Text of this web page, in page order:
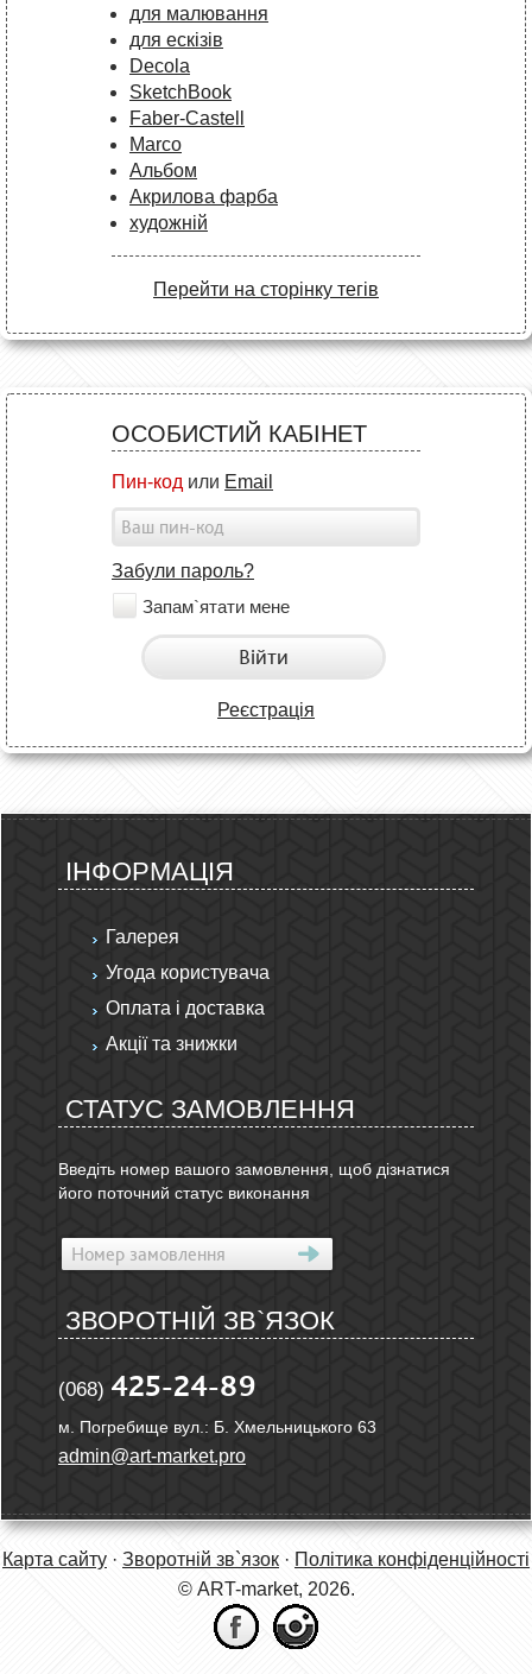
для малювання
для ескізів
Decola
SketchBook
Faber-Castell
Marco
Альбом
Акрилова фарба
художній
Перейти на сторінку тегів
ОСОБИСТИЙ КАБІНЕТ
Пин-код или Email
Забули пароль?
Запам`ятати мене
Війти
Реєстрація
ІНФОРМАЦІЯ
Галерея
Угода користувача
Оплата і доставка
Акції та знижки
СТАТУС ЗАМОВЛЕННЯ
Введіть номер вашого замовлення, щоб дізнатися
його поточний статус виконання
ЗВОРОТНІЙ ЗВ`ЯЗОК
(068) 425-24-89
м. Погребище вул.: Б. Хмельницького 63
admin@art-market.pro
Карта сайту · Зворотній зв`язок · Політика конфіденційності
© ART-market, 2026.